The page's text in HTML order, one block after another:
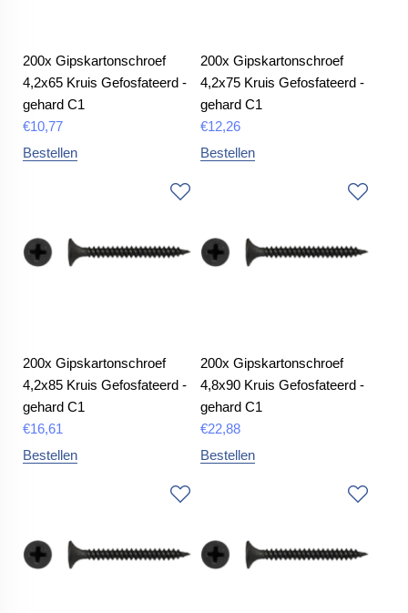
200x Gipskartonschroef
4,2x65 Kruis Gefosfateerd -
gehard C1
€10,77
Bestellen
200x Gipskartonschroef
4,2x75 Kruis Gefosfateerd -
gehard C1
€12,26
Bestellen
200x Gipskartonschroef
4,2x85 Kruis Gefosfateerd -
gehard C1
€16,61
Bestellen
200x Gipskartonschroef
4,8x90 Kruis Gefosfateerd -
gehard C1
€22,88
Bestellen